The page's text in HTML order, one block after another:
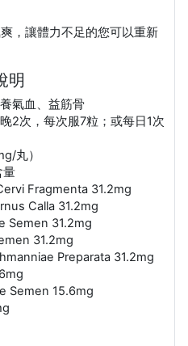
，讓體力不足的您可以重新
明
氣血、益筋骨
2次，每次服7粒；或每日1次
丸）
量
Fragmenta 31.2mg
Calla 31.2mg
Semen 31.2mg
31.2mg
Preparata 31.2mg
Semen 15.6mg